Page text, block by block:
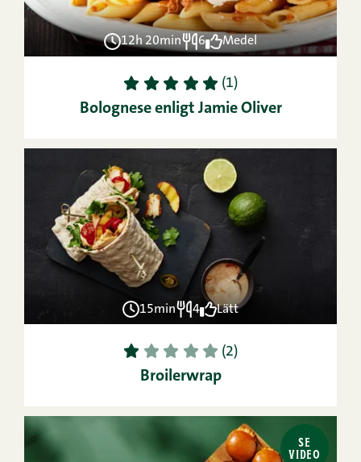
12h 20min 6 Medel
1 2 3 4 5 (1)
Bolognese enligt Jamie Oliver
15min 4 Lätt
1 2 3 4 5 (2)
Broilerwrap
SE
VIDEO